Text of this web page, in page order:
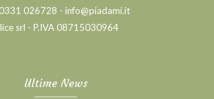
026728 - info@piadami.it
srl - P.IVA 08715030964
Ultime News